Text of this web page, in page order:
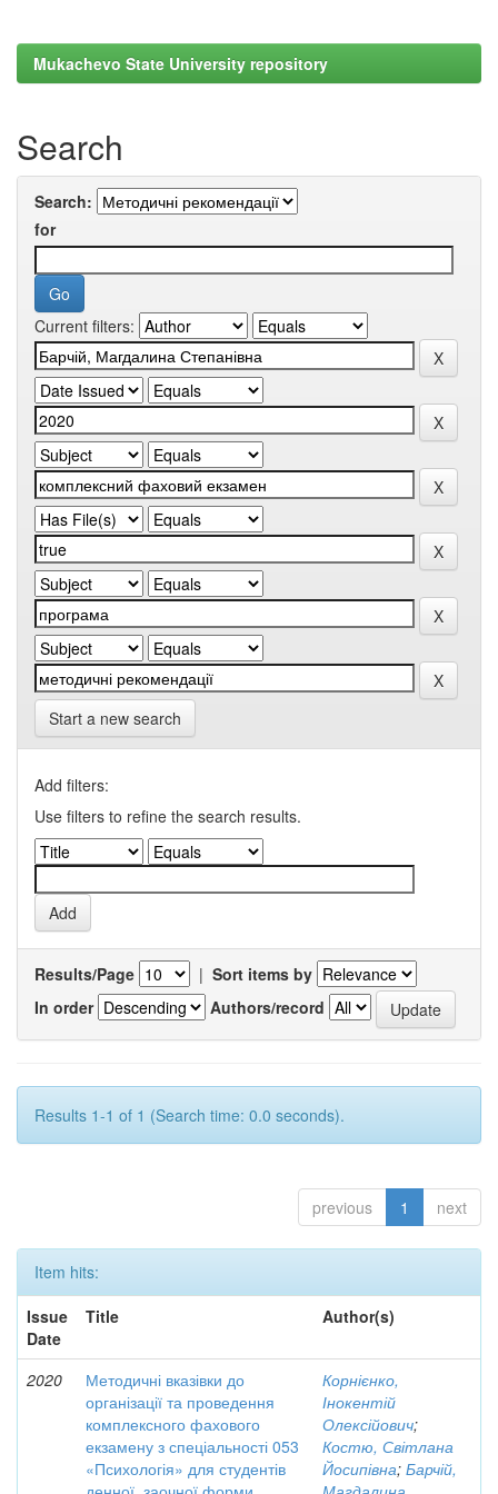
Mukachevo State University repository
Search
Search:
for
Current filters:
Start a new search
Add filters:
Use filters to refine the search results.
Results/Page | Sort items by
In order
Authors/record
Results 1-1 of 1 (Search time: 0.0 seconds).
previous 1 next
Item hits:
Issue
Date
Title Author(s)
2020
Методичні вказівки до
організації та проведення
комплексного фахового
екзамену з спеціальності 053
«Психологія» для студентів
Корнієнко,
Інокентій
Олексійович;
Костю, Світлана
Йосипівна; Барчій,